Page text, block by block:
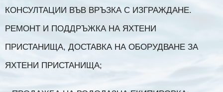
КОНСУЛТАЦИИ ВЪВ ВРЪЗКА С ИЗГРАЖДАНЕ.
РЕМОНТ И ПОДДРЪЖКА НА ЯХТЕНИ
ПРИСТАНИЩА, ДОСТАВКА НА ОБОРУДВАНЕ ЗА
ЯХТЕНИ ПРИСТАНИЩА;